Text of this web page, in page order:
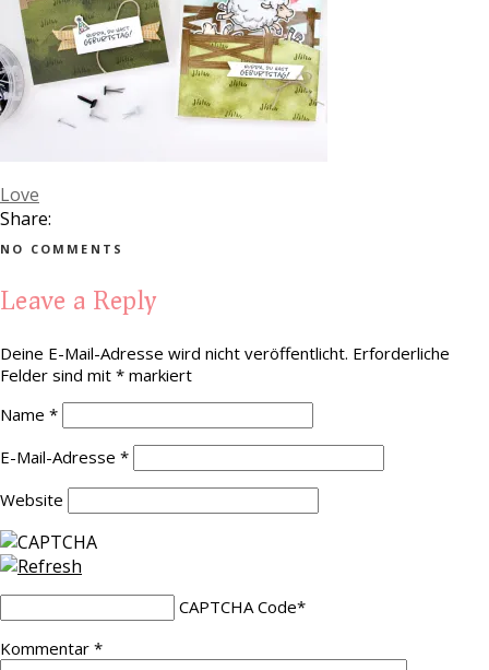
Love
Share:
NO COMMENTS
Leave a Reply
Deine E-Mail-Adresse wird nicht veröffentlicht. Erforderliche
Felder sind mit * markiert
Name *
E-Mail-Adresse *
Website
CAPTCHA Code*
Kommentar *